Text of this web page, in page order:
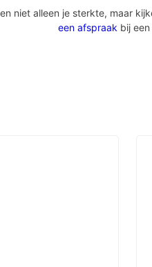
niet alleen je sterkte, maar
een afspraakbij een